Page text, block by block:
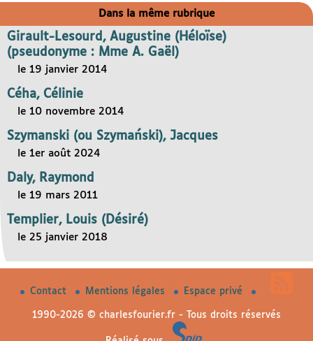
Dans la même rubrique
Girault-Lesourd, Augustine (Héloïse)
(pseudonyme : Mme A. Gaël)
le 19 janvier 2014
Céha, Célinie
le 10 novembre 2014
Szymanski (ou Szymański), Jacques
le 1er août 2024
Daly, Raymond
le 19 mars 2011
Templier, Louis (Désiré)
le 25 janvier 2018
Contact Mentions légales Espace privé
1990-2026 © charlesfourier.fr - Tous droits réservés